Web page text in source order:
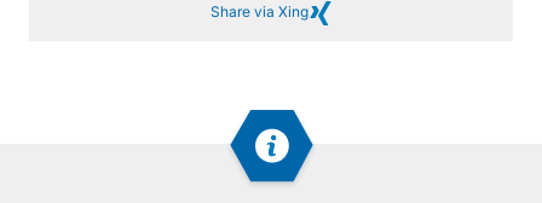
Share via Xing